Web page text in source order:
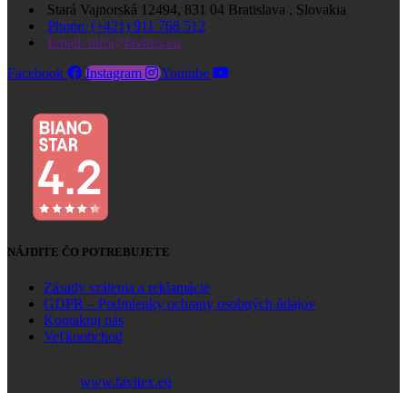
Stará Vajnorská 12494, 831 04 Bratislava , Slovakia
Phone: (+421) 911 768 512
Email: info@favitex.eu
Facebook
Instagram Youtube
NÁJDITE ČO POTREBUJETE
Zásady vrátenia a reklamácie
GDPR – Podmienky ochrany osobných údajov
Kontaktuj nás
Veľkoobchod
www.favitex.eu